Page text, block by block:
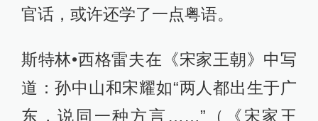
官话，或许还学了一点粤语。
斯特林•西格雷夫在《宋家王朝》中写
道：孙中山和宋耀如“两人都出生于广
东，说同一种方言……”（《宋家王